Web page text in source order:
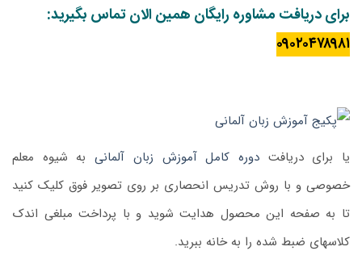
برای دریافت مشاوره رایگان همین الان تماس بگیرید:
۰۹۰۲۰۴۷۸۹۸۱
یا برای دریافتدوره کامل آموزش زبان آلمانیبه شیوه معلم
خصوصی و با روش تدریس انحصاری بر روی تصویر فوق کلیک کنید
تا به صفحه این محصول هدایت شوید و با پرداخت مبلغی اندک
کلاسهای ضبط شده را به خانه ببرید.